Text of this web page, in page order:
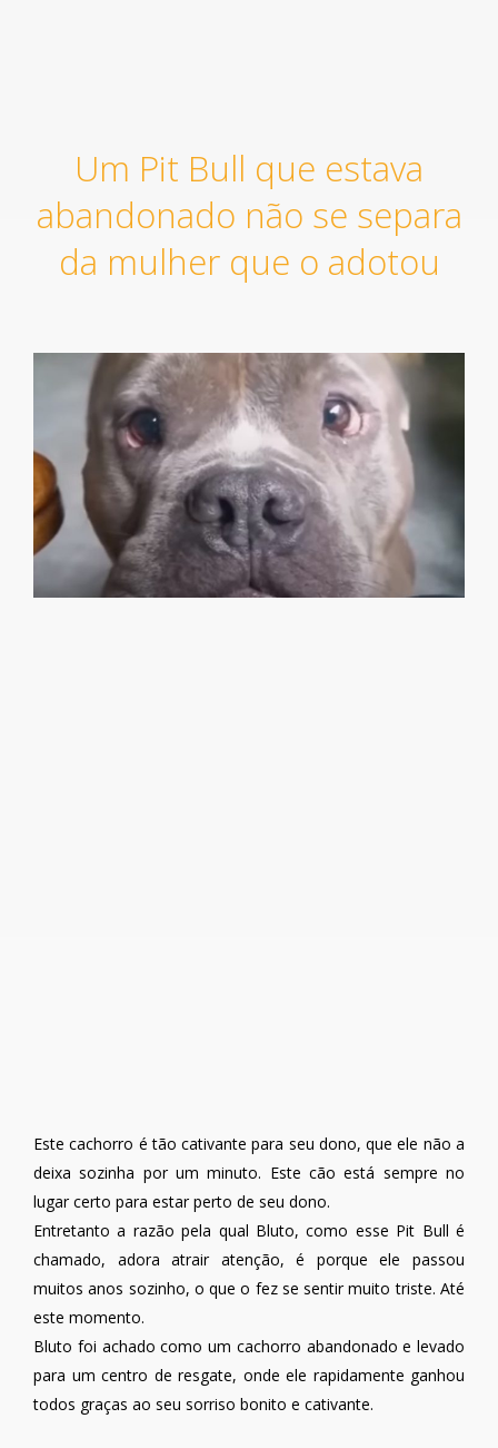
Um Pit Bull que estava
abandonado não se separa
da mulher que o adotou
Este cachorro é tão cativante para seu dono, que ele não a
deixa sozinha por um minuto. Este cão está sempre no
lugar certo para estar perto de seu dono.
Entretanto a razão pela qual Bluto, como esse Pit Bull é
chamado, adora atrair atenção, é porque ele passou
muitos anos sozinho, o que o fez se sentir muito triste. Até
este momento.
Bluto foi achado como um cachorro abandonado e levado
para um centro de resgate, onde ele rapidamente ganhou
todos graças ao seu sorriso bonito e cativante.